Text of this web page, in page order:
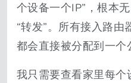
个设备一个IP”，根本
“转发”。所有接入路由
都会直接被分配到一个
我只需要查看家里每